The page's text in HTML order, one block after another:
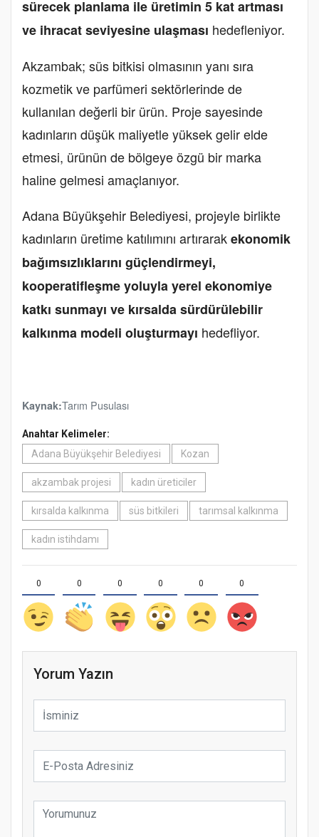
sürecek planlama ile üretimin 5 kat artması
ve ihracat seviyesine ulaşması hedefleniyor.
Akzambak; süs bitkisi olmasının yanı sıra
kozmetik ve parfümeri sektörlerinde de
kullanılan değerli bir ürün. Proje sayesinde
kadınların düşük maliyetle yüksek gelir elde
etmesi, ürünün de bölgeye özgü bir marka
haline gelmesi amaçlanıyor.
Adana Büyükşehir Belediyesi, projeyle birlikte
kadınların üretime katılımını artırarakekonomik
bağımsızlıklarını güçlendirmeyi,
kooperatifleşme yoluyla yerel ekonomiye
katkı sunmayı ve kırsalda sürdürülebilir
kalkınma modeli oluşturmayı hedefliyor.
Kaynak:Tarım Pusulası
Anahtar Kelimeler:
Adana Büyükşehir Belediyesi
Kozan
akzambak projesi kadın üreticiler
kırsalda kalkınma süs bitkileri tarımsal kalkınma
kadın istihdamı
0 0 0 0 0 0
Yorum Yazın